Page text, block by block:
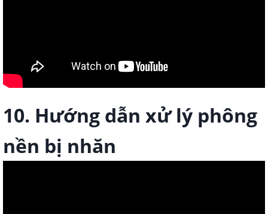
10. Hướng dẫn xử lý phông
nền bị nhăn